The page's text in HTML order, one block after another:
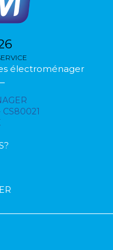
électroménager
CS80021